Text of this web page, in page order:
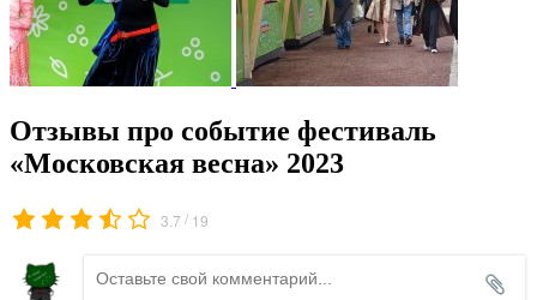
Отзывы про событие фестиваль
«Московская весна» 2023
3.7 / 19